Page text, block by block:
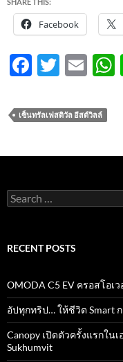
SHARE THIS:
Facebook
F
e
o
k
T
itt
E
ail
เซ็นทรัลเฟสติวัล อีสต์วิลล์
Search
for:
RECENT POSTS
OMODA C5 EV ครอสโอเ
อัปทุกทริป… ให้ชีวิต Smart
Canopy เปิดตัวครั้งแรกใน
Sukhumvit